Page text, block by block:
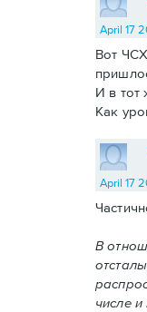
April 17
Вот
И в тот
Как
April 17
В
числе